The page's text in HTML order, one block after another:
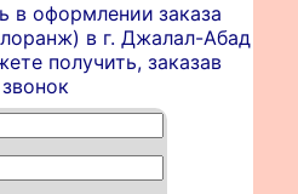
в оформлении заказа
в г. Джалал-Абад
получить, заказав